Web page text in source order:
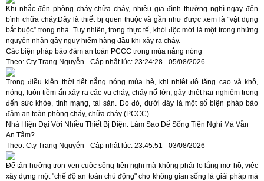
Khi nhắc đến phòng cháy chữa cháy, nhiều gia đình thường nghĩ ngay đến
bình chữa cháy.Đây là thiết bị quen thuộc và gần như được xem là “vật dụng
bắt buộc” trong nhà. Tuy nhiên, trong thực tế, khói độc mới là một trong những
nguyên nhân gây nguy hiểm hàng đầu khi xảy ra cháy.
Các biện pháp bảo đảm an toàn PCCC trong mùa nắng nóng
Theo: Cty Trang Nguyễn - Cập nhật lúc: 23:24:28 - 05/08/2026
Trong điều kiện thời tiết nắng nóng mùa hè, khi nhiệt độ tăng cao và khô,
nóng, luôn tiềm ẩn xảy ra các vụ cháy, cháy nổ lớn, gây thiệt hại nghiêm trọng
đến sức khỏe, tính mạng, tài sản. Do đó, dưới đây là một số biện pháp bảo
đảm an toàn phòng cháy, chữa cháy (PCCC)
Nhà Hiện Đại Với Nhiều Thiết Bị Điện: Làm Sao Để Sống Tiện Nghi Mà Vẫn
An Tâm?
Theo: Cty Trang Nguyễn - Cập nhật lúc: 23:45:51 - 03/08/2026
Để tận hưởng trọn vẹn cuộc sống tiện nghi mà không phải lo lắng mơ hồ, việc
xây dựng một "chế độ an toàn chủ động" cho không gian sống là giải pháp mà